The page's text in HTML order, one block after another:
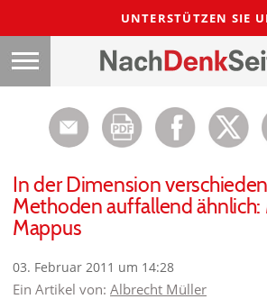
UNTERSTÜTZEN SIE
In der Dimension
Methoden auffallend ähnlich:
Mappus
03. Februar 2011 um 14:28
Ein Artikel von: Albrecht Müller